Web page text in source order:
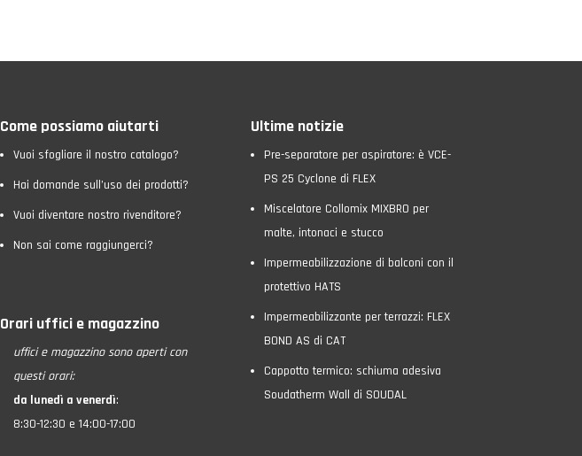
Come possiamo aiutarti
Vuoi sfogliare il nostro catalogo?
Hai domande sull’uso dei prodotti?
Vuoi diventare nostro rivenditore?
Non sai come raggiungerci?
Orari uffici e magazzino
uffici e magazzino sono aperti con
questi orari:
da lunedì a venerdì:
8:30-12:30 e 14:00-17:00
Ultime notizie
Pre-separatore per aspiratore: è VCE-
PS 25 Cyclone di FLEX
Miscelatore Collomix MIXBRO per
malte, intonaci e stucco
Impermeabilizzazione di balconi con il
protettivo HATS
Impermeabilizzante per terrazzi: FLEX
BOND AS di CAT
Cappotto termico: schiuma adesiva
Soudatherm Wall di SOUDAL